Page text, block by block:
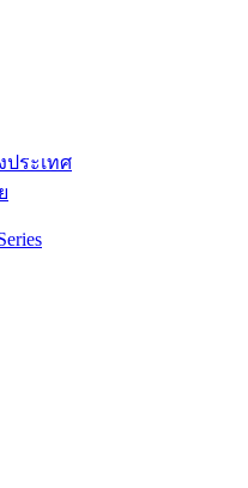
ประเทศ